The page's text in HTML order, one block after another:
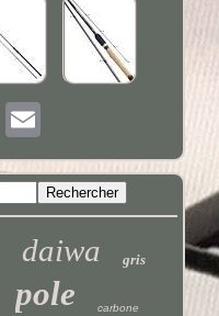
daiwa gris
pole carbone